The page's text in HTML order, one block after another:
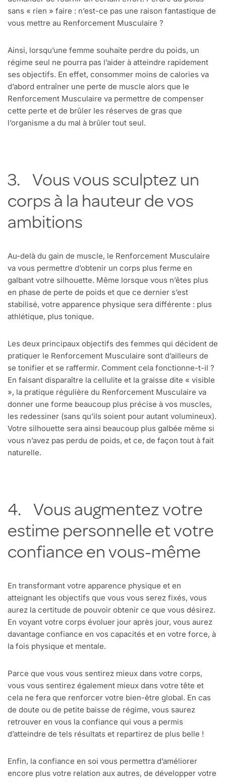
sans « rien » faire : n’est-ce pas une raison fantastique de
vous mettre au Renforcement Musculaire ?
Ainsi, lorsqu’une femme souhaite perdre du poids, un
régime seul ne pourra pas l’aider à atteindre rapidement
ses objectifs. En effet, consommer moins de calories va
d’abord entraîner une perte de muscle alors que le
Renforcement Musculaire va permettre de compenser
cette perte et de brûler les réserves de gras que
l’organisme a du mal à brûler tout seul.
3. Vous vous sculptez un
corps à la hauteur de vos
ambitions
Au-delà du gain de muscle, le Renforcement Musculaire
va vous permettre d’obtenir un corps plus ferme en
galbant votre silhouette. Même lorsque vous n’êtes plus
en phase de perte de poids et que ce dernier s’est
stabilisé, votre apparence physique sera différente : plus
athlétique, plus tonique.
Les deux principaux objectifs des femmes qui décident de
pratiquer le Renforcement Musculaire sont d’ailleurs de
se tonifier et se raffermir. Comment cela fonctionne-t-il ?
En faisant disparaître la cellulite et la graisse dite « visible
», la pratique régulière du Renforcement Musculaire va
donner une forme beaucoup plus précise à vos muscles,
les redessiner (sans qu’ils soient pour autant volumineux).
Votre silhouette sera ainsi beaucoup plus galbée même si
vous n’avez pas perdu de poids, et ce, de façon tout à fait
naturelle.
4. Vous augmentez votre
estime personnelle et votre
confiance en vous-même
En transformant votre apparence physique et en
atteignant les objectifs que vous vous serez fixés, vous
aurez la certitude de pouvoir obtenir ce que vous désirez.
En voyant votre corps évoluer jour après jour, vous aurez
davantage confiance en vos capacités et en votre force, à
la fois physique et mentale.
Parce que vous vous sentirez mieux dans votre corps,
vous vous sentirez également mieux dans votre tête et
cela ne fera que renforcer votre bien-être global. En cas
de doute ou de petite baisse de régime, vous saurez
retrouver en vous la confiance qui vous a permis
d’atteindre de tels résultats et repartirez de plus belle !
Enfin, la confiance en soi vous permettra d’améliorer
encore plus votre relation aux autres, de développer votre